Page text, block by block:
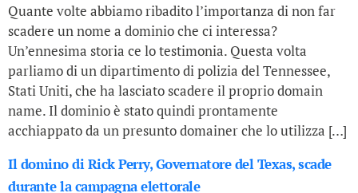
Quante volte abbiamo ribadito l’importanza di non far
scadere un nome a dominio che ci interessa?
Un’ennesima storia ce lo testimonia. Questa volta
parliamo di un dipartimento di polizia del Tennessee,
Stati Uniti, che ha lasciato scadere il proprio domain
name. Il dominio è stato quindi prontamente
acchiappato da un presunto domainer che lo utilizza […]
Il domino di Rick Perry, Governatore del Texas, scade
durante la campagna elettorale